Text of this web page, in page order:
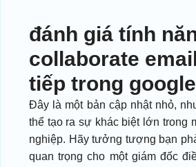
đánh giá tính
collaborate
tiếp trong
Đây là một bản cập nhật nhỏ,
thể tạo ra sự khác biệt lớn trong
nghiệp. Hãy tưởng tượng bạn
quan trọng cho một giám đốc